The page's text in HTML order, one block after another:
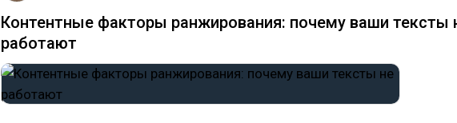
Контентные факторы ранжирования: почему ваши тексты
работают